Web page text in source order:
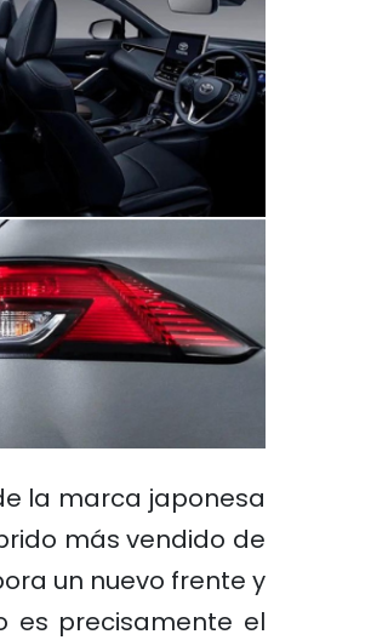
la marca japonesa
más vendido de
un nuevo frente y
es precisamente el